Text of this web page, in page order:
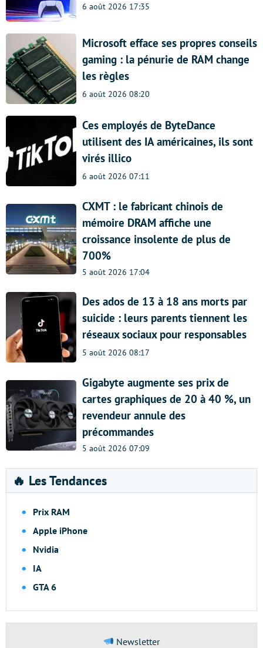
6 août 2026 17:35
Microsoft efface ses propres conseils
gaming : la pénurie de RAM change
les règles
6 août 2026 08:20
Ces employés de ByteDance
utilisent des IA américaines, ils sont
virés illico
6 août 2026 07:11
CXMT : le fabricant chinois de
mémoire DRAM affiche une
croissance insolente de plus de
700%
5 août 2026 17:04
Des ados de 13 à 18 ans morts par
suicide : leurs parents tiennent les
réseaux sociaux pour responsables
5 août 2026 08:17
Gigabyte augmente ses prix de
cartes graphiques de 20 à 40 %, un
revendeur annule des
précommandes
5 août 2026 07:09
🔥 Les Tendances
Prix RAM
Apple iPhone
Nvidia
IA
GTA 6
Newsletter